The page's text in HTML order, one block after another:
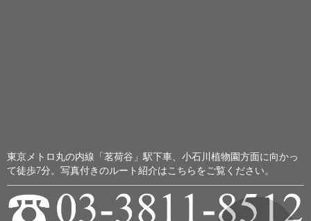
東京メトロ丸の内線「茗荷谷」駅下車、小石川植物園方面に向かっ
て徒歩7分。 写真付きのルート紹介はこちらをご覧ください。